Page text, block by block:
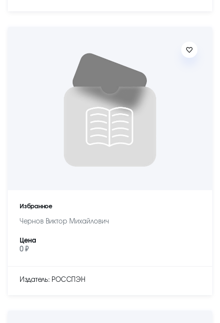
Избранное
Чернов Виктор Михайлович
Цена
0 ₽
Издатель: РОССПЭН